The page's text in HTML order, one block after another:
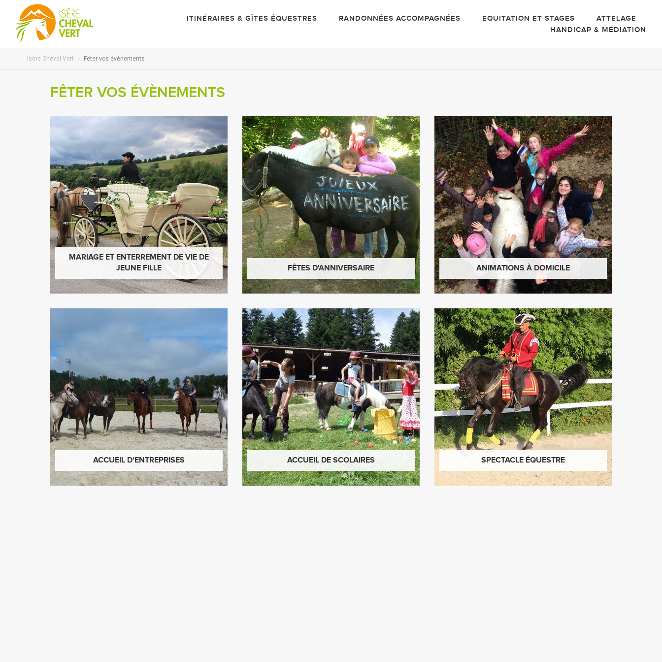
ITINÉRAIRES & GÎTES ÉQUESTRES RANDONNÉES ACCOMPAGNÉES EQUITATION ET STAGES
ATTELAGE
HANDICAP & MÉDIATION
Isère Cheval Vert Fêter vos évènements
FÊTER VOS ÉVÈNEMENTS
MARIAGE ET ENTERREMENT DE VIE DE
JEUNE FILLE
FÊTES D'ANNIVERSAIRE ANIMATIONS À DOMICILE
ACCUEIL D'ENTREPRISES ACCUEIL DE SCOLAIRES SPECTACLE ÉQUESTRE